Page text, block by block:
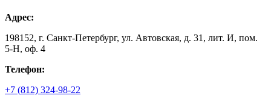
Адрес:
198152, г. Санкт-Петербург, ул. Автовская, д. 31, лит. И, пом.
5-Н, оф. 4
Телефон:
+7 (812) 324-98-22